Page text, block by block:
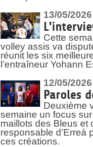
13/05/2026
Cette
volley assis va
réunit les six
l’entraîneur Yohann
12/05/2026
Paroles
Deuxième
semaine un focus
maillots des Bleus et
responsable d’Erreà
ces créations.